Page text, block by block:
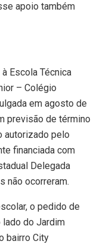
apoio também
Escola Técnica
– Colégio
em agosto de
previsão de término
autorizado pelo
financiada com
Delegada
não ocorreram.
o pedido de
lado do Jardim
bairro City